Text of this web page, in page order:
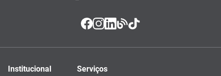
Institucional Serviços